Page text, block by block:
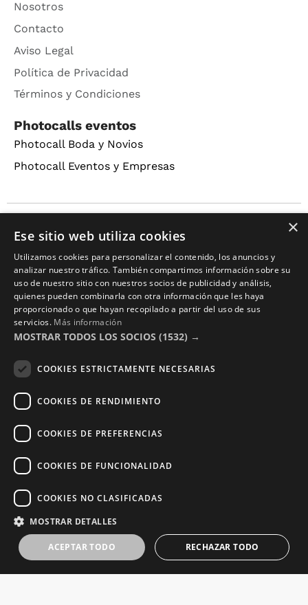
Nosotros
Contacto
Aviso Legal
Política de Privacidad
Términos y Condiciones
Photocalls eventos
Photocall Boda y Novios
Photocall Eventos y Empresas
Copyright © 2016 – 2026 ZonaPlotter.com. All rights×
Ese sitio web utiliza cookies
Utilizamos cookies para personalizar el contenido, los anuncios y
analizar nuestro tráfico. También compartimos información sobre su
uso de nuestro sitio con nuestros socios de publicidad y análisis,
quienes pueden combinarla con otra información que les haya
proporcionado o que hayan recopilado a partir del uso de sus
servicios. Más información
MOSTRAR TODOS LOS SOCIOS (1532) →
COOKIES ESTRICTAMENTE NECESARIAS
COOKIES DE RENDIMIENTO
COOKIES DE PREFERENCIAS
COOKIES DE FUNCIONALIDAD
COOKIES NO CLASIFICADAS
MOSTRAR DETALLES
ACEPTAR TODO RECHAZAR TODO